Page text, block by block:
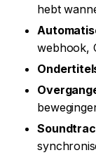
hebt
webhook,